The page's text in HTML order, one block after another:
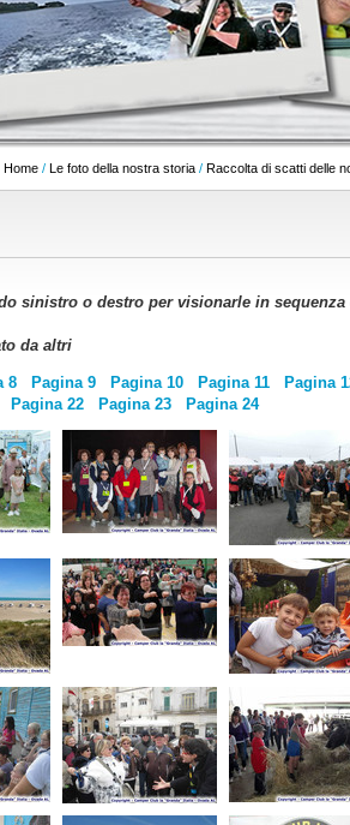
Home / Le foto della nostra storia / Raccolta di scatti delle
sinistro o destro per visionarle in
da altri
8 Pagina 9 Pagina 10 Pagina 11 Pagina
Pagina 22 Pagina 23 Pagina 24